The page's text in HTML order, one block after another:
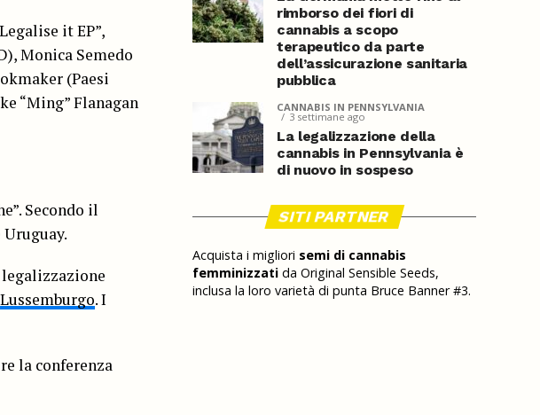
it EP”,
Monica Semedo
(Paesi
“Ming” Flanagan
Secondo il
Lussemburgo. I
la conferenza
rimborso dei fiori di
cannabis a scopo
terapeutico da parte
dell’assicurazione sanitaria
pubblica
CANNABIS IN PENNSYLVANIA
3 settimane ago
La legalizzazione della
cannabis in Pennsylvania è
di nuovo in sospeso
SITI PARTNER
Acquista i migliori semi di cannabis
femminizzati da Original Sensible Seeds,
inclusa la loro varietà di punta Bruce Banner #3.